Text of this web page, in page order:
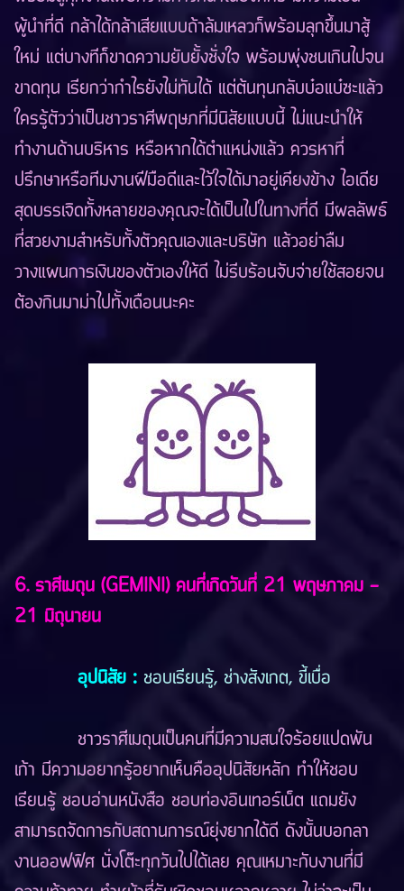
ผู้นำที่ดี กล้าได้กล้าเสียแบบถ้าล้มเหลวก็พร้อมลุกขึ้นมาสู้
ใหม่ แต่บางทีก็ขาดความยับยั้งชั่งใจ พร้อมพุ่งชนเกินไปจน
ขาดทุน เรียกว่ากำไรยังไม่ทันได้ แต่ต้นทุนกลับบ๋อแบ๋ซะแล้ว
ใครรู้ตัวว่าเป็นชาวราศีพฤษภที่มีนิสัยแบบนี้ ไม่แนะนำให้
ทำงานด้านบริหาร หรือหากได้ตำแหน่งแล้ว ควรหาที่
ปรึกษาหรือทีมงานฝีมือดีและไว้ใจได้มาอยู่เคียงข้าง ไอเดีย
สุดบรรเจิดทั้งหลายของคุณจะได้เป็นไปในทางที่ดี มีผลลัพธ์
ที่สวยงามสำหรับทั้งตัวคุณเองและบริษัท แล้วอย่าลืม
วางแผนการเงินของตัวเองให้ดี ไม่รีบร้อนจับจ่ายใช้สอยจน
ต้องกินมาม่าไปทั้งเดือนนะคะ
6. ราศีเมถุน (GEMINI) คนที่เกิดวันที่ 21 พฤษภาคม -
21 มิถุนายน
อุปนิสัย : ชอบเรียนรู้, ช่างสังเกต, ขี้เบื่อ
ชาวราศีเมถุนเป็นคนที่มีความสนใจร้อยแปดพัน
เก้า มีความอยากรู้อยากเห็นคืออุปนิสัยหลัก ทำให้ชอบ
เรียนรู้ ชอบอ่านหนังสือ ชอบท่องอินเทอร์เน็ต แถมยัง
สามารถจัดการกับสถานการณ์ยุ่งยากได้ดี ดังนั้นบอกลา
งานออฟฟิศ นั่งโต๊ะทุกวันไปได้เลย คุณเหมาะกับงานที่มี